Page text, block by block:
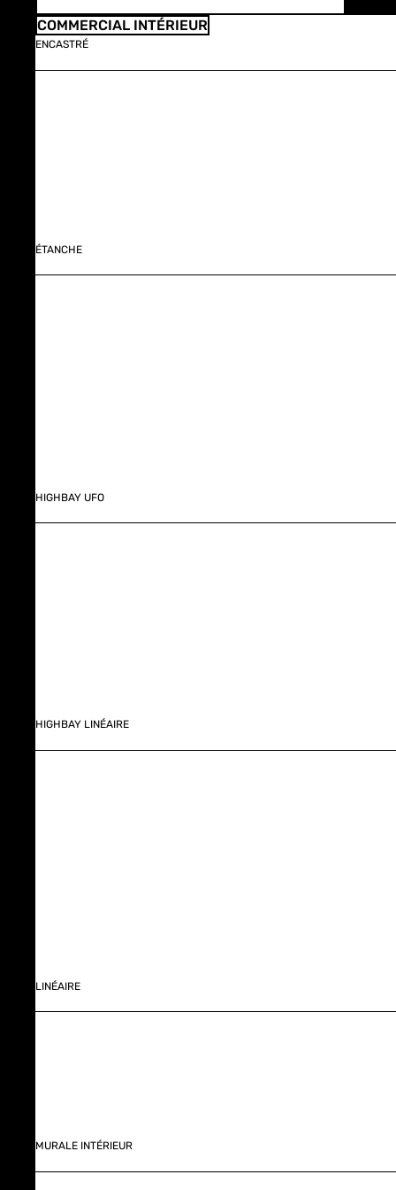
COMMERCIAL INTÉRIEUR
ENCASTRÉ
ÉTANCHE
HIGHBAY UFO
HIGHBAY LINÉAIRE
LINÉAIRE
MURALE INTÉRIEUR